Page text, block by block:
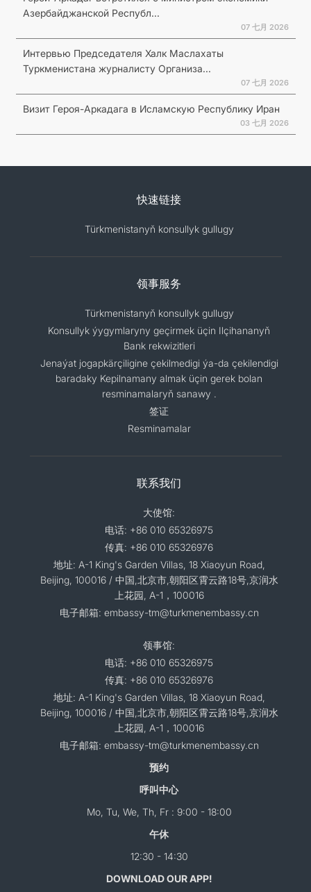
Азербайджанской Республ...
07 七月 2026
Интервью Председателя Халк Маслахаты
Туркменистана журналисту Организа...
07 七月 2026
Визит Героя-Аркадага в Исламскую Республику Иран
03 七月 2026
快速链接
Türkmenistanyň konsullyk gullugy
领事服务
Türkmenistanyň konsullyk gullugy
Konsullyk ýygymlaryny geçirmek üçin Ilçihananyň
Bank rekwizitleri
Jenaýat jogapkärçiligine çekilmedigi ýa-da çekilendigi
baradaky Kepilnamany almak üçin gerek bolan
resminamalaryň sanawy .
签证
Resminamalar
联系我们
大使馆:
电话: +86 010 65326975
传真: +86 010 65326976
地址: A-1 King's Garden Villas, 18 Xiaoyun Road,
Beijing, 100016 / 中国,北京市,朝阳区霄云路18号,京润水
上花园, A-1，100016
电子邮箱: embassy-tm@turkmenembassy.cn
领事馆:
电话: +86 010 65326975
传真: +86 010 65326976
地址: A-1 King's Garden Villas, 18 Xiaoyun Road,
Beijing, 100016 / 中国,北京市,朝阳区霄云路18号,京润水
上花园, A-1，100016
电子邮箱: embassy-tm@turkmenembassy.cn
预约
呼叫中心
Mo, Tu, We, Th, Fr : 9:00 - 18:00
午休
12:30 - 14:30
DOWNLOAD OUR APP!